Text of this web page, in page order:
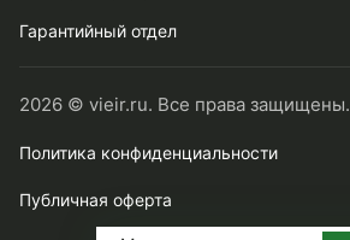
Гарантийный отдел
2026 © vieir.ru. Все права защищены.
Политика конфиденциальности
Публичная оферта